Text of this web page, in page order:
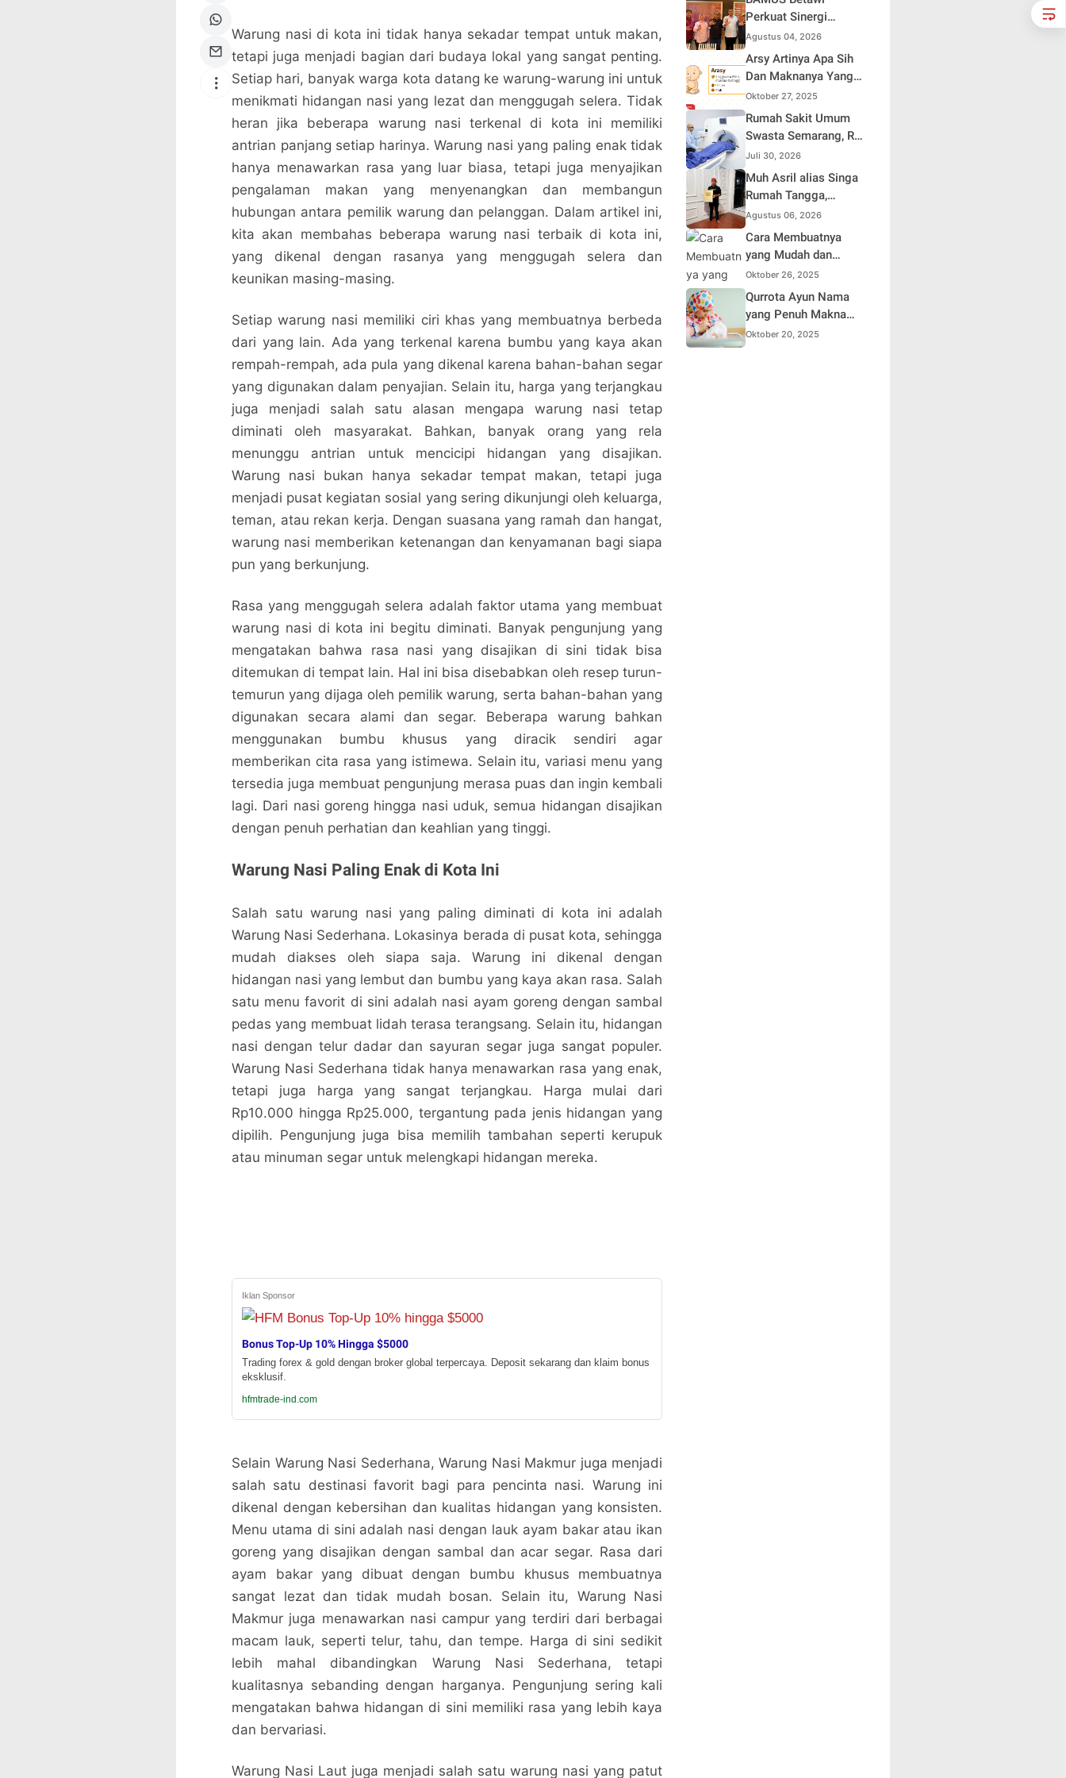
Nalarrakyat.com - Media Kritis
Bagikan ke media lain
Warung nasi di kota ini tidak hanya sekadar tempat untuk makan,
tetapi juga menjadi bagian dari budaya lokal yang sangat penting.
Setiap hari, banyak warga kota datang ke warung-warung ini untuk
menikmati hidangan nasi yang lezat dan menggugah selera. Tidak
heran jika beberapa warung nasi terkenal di kota ini memiliki
antrian panjang setiap harinya. Warung nasi yang paling enak tidak
hanya menawarkan rasa yang luar biasa, tetapi juga menyajikan
pengalaman makan yang menyenangkan dan membangun
hubungan antara pemilik warung dan pelanggan. Dalam artikel ini,
kita akan membahas beberapa warung nasi terbaik di kota ini,
yang dikenal dengan rasanya yang menggugah selera dan
keunikan masing-masing.
Setiap warung nasi memiliki ciri khas yang membuatnya berbeda
dari yang lain. Ada yang terkenal karena bumbu yang kaya akan
rempah-rempah, ada pula yang dikenal karena bahan-bahan segar
yang digunakan dalam penyajian. Selain itu, harga yang terjangkau
juga menjadi salah satu alasan mengapa warung nasi tetap
diminati oleh masyarakat. Bahkan, banyak orang yang rela
menunggu antrian untuk mencicipi hidangan yang disajikan.
Warung nasi bukan hanya sekadar tempat makan, tetapi juga
menjadi pusat kegiatan sosial yang sering dikunjungi oleh keluarga,
teman, atau rekan kerja. Dengan suasana yang ramah dan hangat,
warung nasi memberikan ketenangan dan kenyamanan bagi siapa
pun yang berkunjung.
Rasa yang menggugah selera adalah faktor utama yang membuat
warung nasi di kota ini begitu diminati. Banyak pengunjung yang
mengatakan bahwa rasa nasi yang disajikan di sini tidak bisa
ditemukan di tempat lain. Hal ini bisa disebabkan oleh resep turun-
temurun yang dijaga oleh pemilik warung, serta bahan-bahan yang
digunakan secara alami dan segar. Beberapa warung bahkan
menggunakan bumbu khusus yang diracik sendiri agar
memberikan cita rasa yang istimewa. Selain itu, variasi menu yang
tersedia juga membuat pengunjung merasa puas dan ingin kembali
lagi. Dari nasi goreng hingga nasi uduk, semua hidangan disajikan
dengan penuh perhatian dan keahlian yang tinggi.
Warung Nasi Paling Enak di Kota Ini
Salah satu warung nasi yang paling diminati di kota ini adalah
Warung Nasi Sederhana. Lokasinya berada di pusat kota, sehingga
mudah diakses oleh siapa saja. Warung ini dikenal dengan
hidangan nasi yang lembut dan bumbu yang kaya akan rasa. Salah
satu menu favorit di sini adalah nasi ayam goreng dengan sambal
pedas yang membuat lidah terasa terangsang. Selain itu, hidangan
nasi dengan telur dadar dan sayuran segar juga sangat populer.
Warung Nasi Sederhana tidak hanya menawarkan rasa yang enak,
tetapi juga harga yang sangat terjangkau. Harga mulai dari
Rp10.000 hingga Rp25.000, tergantung pada jenis hidangan yang
dipilih. Pengunjung juga bisa memilih tambahan seperti kerupuk
atau minuman segar untuk melengkapi hidangan mereka.
Iklan Sponsor
Bonus Top-Up 10% Hingga $5000
Trading forex & gold dengan broker global terpercaya. Deposit sekarang dan klaim bonus
eksklusif.
hfmtrade-ind.com
Selain Warung Nasi Sederhana, Warung Nasi Makmur juga menjadi
salah satu destinasi favorit bagi para pencinta nasi. Warung ini
dikenal dengan kebersihan dan kualitas hidangan yang konsisten.
Menu utama di sini adalah nasi dengan lauk ayam bakar atau ikan
goreng yang disajikan dengan sambal dan acar segar. Rasa dari
ayam bakar yang dibuat dengan bumbu khusus membuatnya
sangat lezat dan tidak mudah bosan. Selain itu, Warung Nasi
Makmur juga menawarkan nasi campur yang terdiri dari berbagai
macam lauk, seperti telur, tahu, dan tempe. Harga di sini sedikit
lebih mahal dibandingkan Warung Nasi Sederhana, tetapi
kualitasnya sebanding dengan harganya. Pengunjung sering kali
mengatakan bahwa hidangan di sini memiliki rasa yang lebih kaya
dan bervariasi.
Warung Nasi Laut juga menjadi salah satu warung nasi yang patut
Nalarrakyat.com - Media Kritis
Bagikan ke media lain
Perkuat Sinergi
dengan Polda Metro
Jaya, Tegaskan
Komitmen Menjaga
Jakarta Aman, Damai,
dan Kondusif Jelang
HUT ke-81 Republik
Indonesia
Agustus 04, 2026
Arsy Artinya Apa Sih
Dan Maknanya Yang
Mendalam
Oktober 27, 2025
Rumah Sakit Umum
Swasta Semarang, RS
Samsoe Hidajat
Perluas Layanan
Kesehatan
Juli 30, 2026
Muh Asril alias Singa
Rumah Tangga,
Kreator Kocak yang
Jago Bikin Kisah
Suami Takut Istri Jadi
Hiburan
Agustus 06, 2026
Cara Membuatnya
yang Mudah dan
Efisien untuk Pemula
Oktober 26, 2025
Qurrota Ayun Nama
yang Penuh Makna
dalam Kehidupan
Oktober 20, 2025